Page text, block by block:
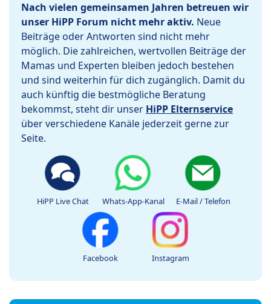
Nach vielen gemeinsamen Jahren betreuen wir
unser HiPP Forum nicht mehr aktiv. Neue
Beiträge oder Antworten sind nicht mehr
möglich. Die zahlreichen, wertvollen Beiträge der
Mamas und Experten bleiben jedoch bestehen
und sind weiterhin für dich zugänglich. Damit du
auch künftig die bestmögliche Beratung
bekommst, steht dir unser HiPP Elternservice
über verschiedene Kanäle jederzeit gerne zur
Seite.
HiPP Live Chat Whats-App-Kanal E-Mail / Telefon
Facebook Instagram